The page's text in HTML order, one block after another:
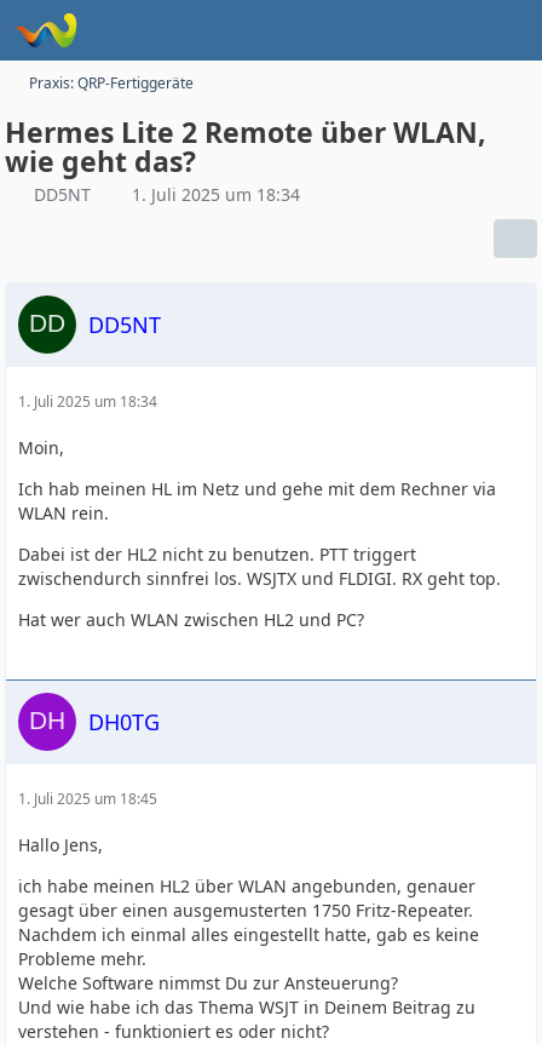
Praxis: QRP-Fertiggeräte
Hermes Lite 2 Remote über WLAN,
wie geht das?
DD5NT 1. Juli 2025 um 18:34
DD5NT
1. Juli 2025 um 18:34
Moin,
Ich hab meinen HL im Netz und gehe mit dem Rechner via
WLAN rein.
Dabei ist der HL2 nicht zu benutzen. PTT triggert
zwischendurch sinnfrei los. WSJTX und FLDIGI. RX geht top.
Hat wer auch WLAN zwischen HL2 und PC?
DH0TG
1. Juli 2025 um 18:45
Hallo Jens,
ich habe meinen HL2 über WLAN angebunden, genauer
gesagt über einen ausgemusterten 1750 Fritz-Repeater.
Nachdem ich einmal alles eingestellt hatte, gab es keine
Probleme mehr.
Welche Software nimmst Du zur Ansteuerung?
Und wie habe ich das Thema WSJT in Deinem Beitrag zu
verstehen - funktioniert es oder nicht?